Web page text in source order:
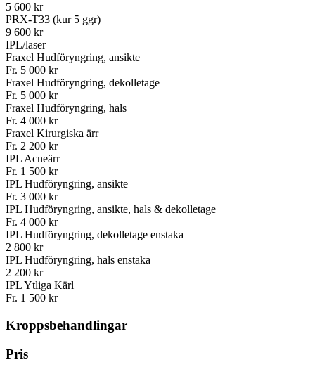
5 600 kr
PRX-T33 (kur 5 ggr)
9 600 kr
IPL/laser
Fraxel Hudföryngring, ansikte
Fr. 5 000 kr
Fraxel Hudföryngring, dekolletage
Fr. 5 000 kr
Fraxel Hudföryngring, hals
Fr. 4 000 kr
Fraxel Kirurgiska ärr
Fr. 2 200 kr
IPL Acneärr
Fr. 1 500 kr
IPL Hudföryngring, ansikte
Fr. 3 000 kr
IPL Hudföryngring, ansikte, hals & dekolletage
Fr. 4 000 kr
IPL Hudföryngring, dekolletage enstaka
2 800 kr
IPL Hudföryngring, hals enstaka
2 200 kr
IPL Ytliga Kärl
Fr. 1 500 kr
Kroppsbehandlingar
Pris